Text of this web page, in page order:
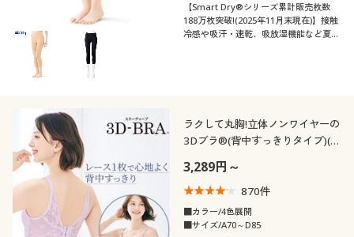
【Smart Dry®シリーズ累計販売枚数
188万枚突破!(2025年11月末現在)】接触
冷感や吸汗・速乾、吸放湿機能など夏に
ラクして丸胸!立体ノンワイヤーの
3Dブラ®(背中すっきりタイプ)(ノ
プ)(サードウェーブブラ)
3,289円～
870件
■カラー/4色展開
■サイズ/A70～D85